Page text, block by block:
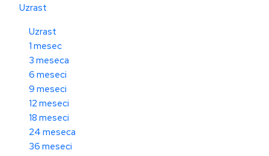
Uzrast
Uzrast
1 mesec
3 meseca
6 meseci
9 meseci
12 meseci
18 meseci
24 meseca
36 meseci